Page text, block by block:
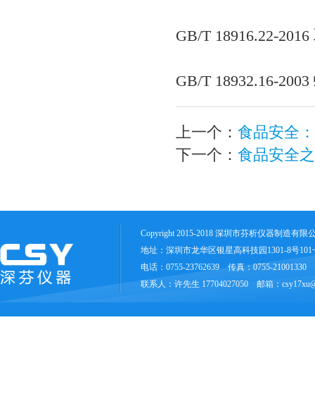
GB/T 18916.22-
GB/T 18932.16-
上一个： 食品安全
下一个： 食品安全
Copyright 2015-2018 深圳市芬析仪器制造有
地址：深圳市龙华区银星高科技园1301-8号101
电话：0755-23762639 传真：0755-21001330
联系人：许先生 17704027050 邮箱：